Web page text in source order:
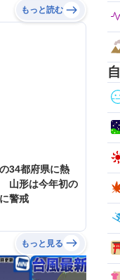
もっと読む
34都府県に熱
山形は今年初の
警戒
もっと見る